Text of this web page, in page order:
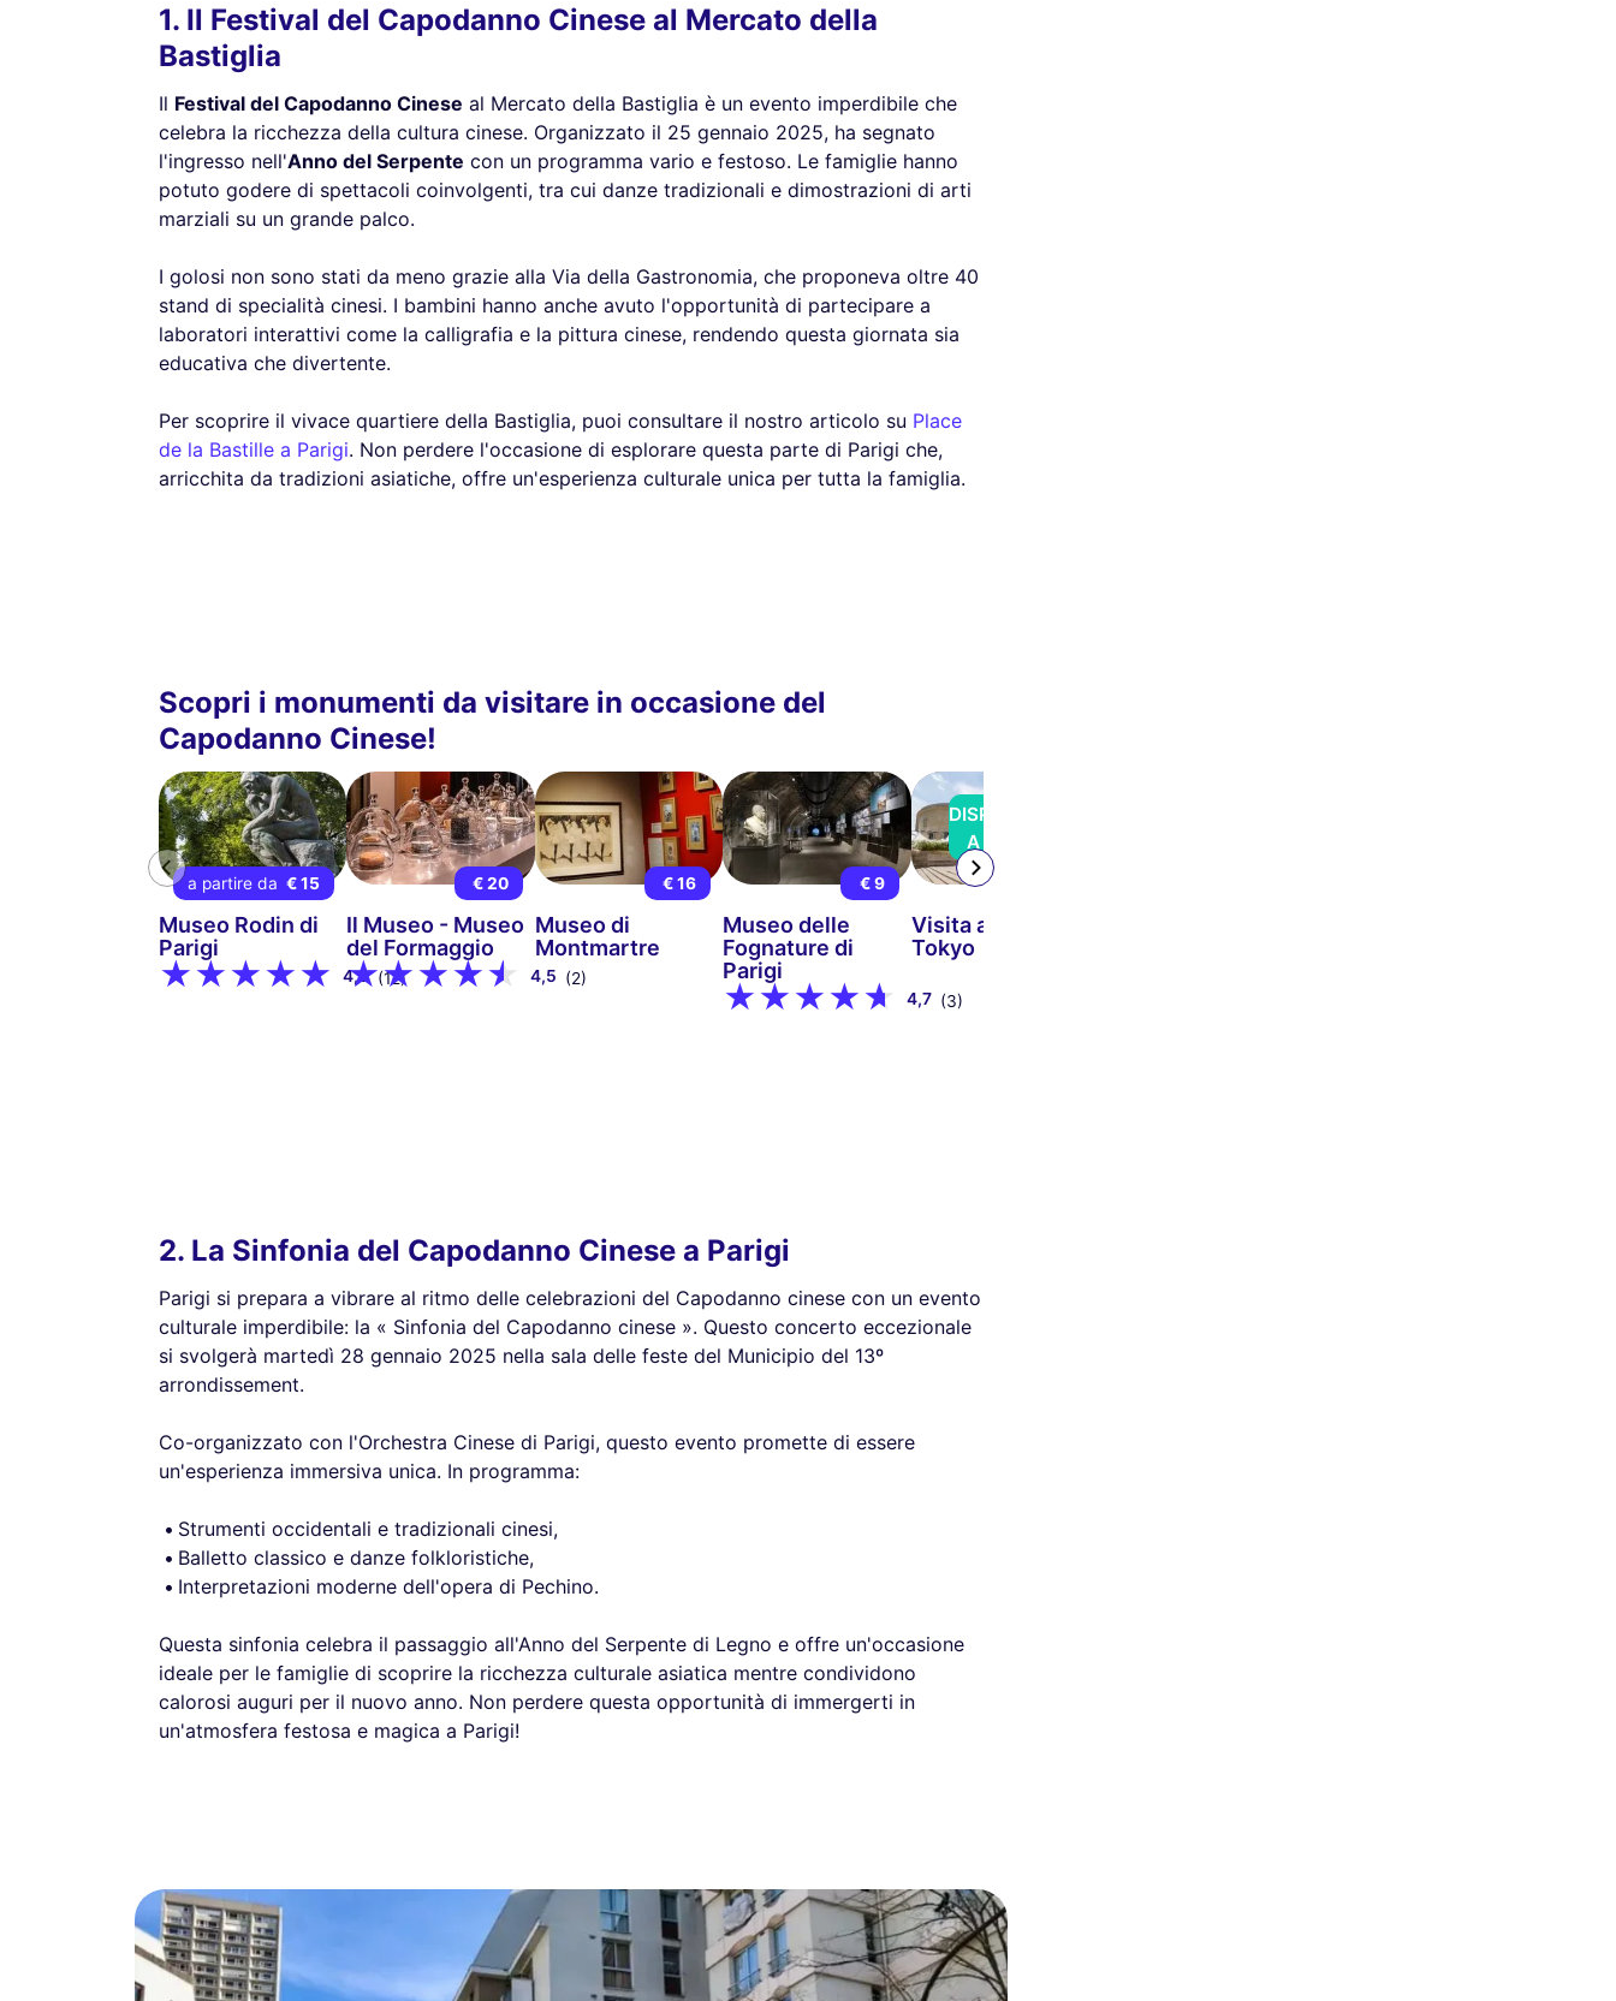
1. Il Festival del Capodanno Cinese al Mercato della
Bastiglia
Il Festival del Capodanno Cinese al Mercato della Bastiglia è un evento imperdibile che
celebra la ricchezza della cultura cinese. Organizzato il 25 gennaio 2025, ha segnato
l'ingresso nell'Anno del Serpente con un programma vario e festoso. Le famiglie hanno
potuto godere di spettacoli coinvolgenti, tra cui danze tradizionali e dimostrazioni di arti
marziali su un grande palco.
I golosi non sono stati da meno grazie alla Via della Gastronomia, che proponeva oltre 40
stand di specialità cinesi. I bambini hanno anche avuto l'opportunità di partecipare a
laboratori interattivi come la calligrafia e la pittura cinese, rendendo questa giornata sia
educativa che divertente.
Per scoprire il vivace quartiere della Bastiglia, puoi consultare il nostro articolo su Place
de la Bastille a Parigi. Non perdere l'occasione di esplorare questa parte di Parigi che,
arricchita da tradizioni asiatiche, offre un'esperienza culturale unica per tutta la famiglia.
Scopri i monumenti da visitare in occasione del
Capodanno Cinese!
a partire da € 15
Museo Rodin di
Parigi
4,9 (12)
€ 20
Il Museo - Museo
del Formaggio
4,5 (2)
€ 16
Museo di
Montmartre
€ 9
Museo delle
Fognature di
Parigi
4,7 (3)
DISPONIBILE
A BREVE
Visita al Palais de
Tokyo
2. La Sinfonia del Capodanno Cinese a Parigi
Parigi si prepara a vibrare al ritmo delle celebrazioni del Capodanno cinese con un evento
culturale imperdibile: la « Sinfonia del Capodanno cinese ». Questo concerto eccezionale
si svolgerà martedì 28 gennaio 2025 nella sala delle feste del Municipio del 13º
arrondissement.
Co-organizzato con l'Orchestra Cinese di Parigi, questo evento promette di essere
un'esperienza immersiva unica. In programma:
Strumenti occidentali e tradizionali cinesi,
Balletto classico e danze folkloristiche,
Interpretazioni moderne dell'opera di Pechino.
Questa sinfonia celebra il passaggio all'Anno del Serpente di Legno e offre un'occasione
ideale per le famiglie di scoprire la ricchezza culturale asiatica mentre condividono
calorosi auguri per il nuovo anno. Non perdere questa opportunità di immergerti in
un'atmosfera festosa e magica a Parigi!